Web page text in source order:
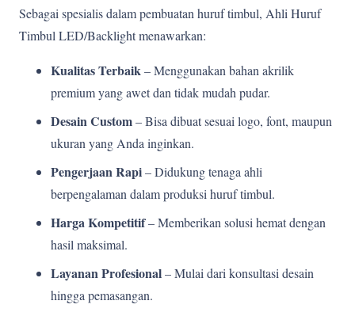
Sebagai spesialis dalam pembuatan huruf timbul, Ahli Huruf
Timbul LED/Backlight menawarkan:
Kualitas Terbaik– Menggunakan bahan akrilik
premium yang awet dan tidak mudah pudar.
Desain Custom– Bisa dibuat sesuai logo, font, maupun
ukuran yang Anda inginkan.
Pengerjaan Rapi– Didukung tenaga ahli
berpengalaman dalam produksi huruf timbul.
Harga Kompetitif– Memberikan solusi hemat dengan
hasil maksimal.
Layanan Profesional– Mulai dari konsultasi desain
hingga pemasangan.